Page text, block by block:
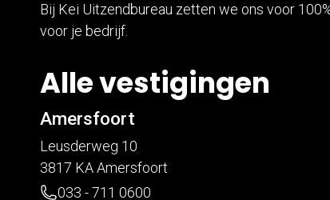
Bij Kei Uitzendbureau zetten we ons voor
voor je bedrijf.
Alle vestigingen
Amersfoort
Leusderweg 10
3817 KA Amersfoort
033 - 711 0600